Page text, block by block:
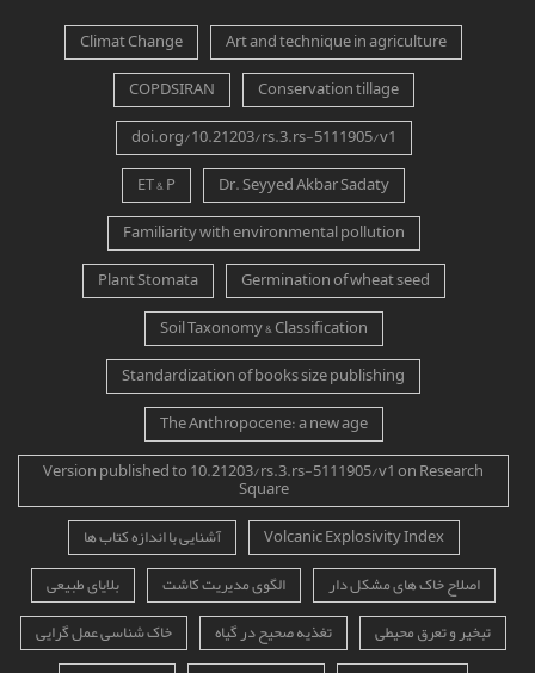
Art and technique in agriculture
Climat Change
Conservation tillage
COPDSIRAN
doi.org/10.21203/rs.3.rs-5111905/v1
Dr. Seyyed Akbar Sadaty
ET & P
Familiarity with environmental pollution
Germination of wheat seed
Plant Stomata
Soil Taxonomy & Classification
Standardization of books size publishing
The Anthropocene: a new age
Version published to 10.21203/rs.3.rs-5111905/v1 on Research
Square
Volcanic Explosivity Index
آشنایی با اندازه کتاب ها
اصلاح خاک های مشکل دار
الگوی مدیریت کاشت
بلایای طبیعی
تبخیر و تعرق محیطی
تغذیه صحیح در گیاه
خاک شناسی عمل گرایی